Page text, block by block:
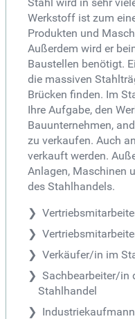
Werkstoff ist zum
Produkten und
Außerdem wird er
Baustellen benötigt.
die massiven
Brücken finden. Im
Ihre Aufgabe, den
Bauunternehmen,
zu verkaufen. Auch
verkauft werden.
Anlagen, Maschinen
des Stahlhandels.
Verkäufer/in im
Sachbearbeiter/in
Stahlhandel